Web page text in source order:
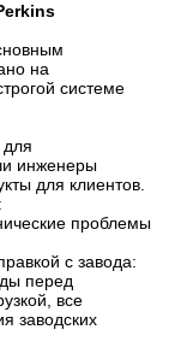
на
системе
инженеры
для клиентов.
проблемы
с завода:
перед
все
заводских